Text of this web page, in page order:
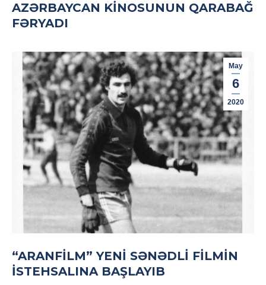
AZƏRBAYCAN KINOSUNUN QARABAĞ
FƏRYADI
May
6
2020
“ARANFILM” YENI SƏNƏDLI FILMIN
ISTEHSALINA BAŞLAYIB